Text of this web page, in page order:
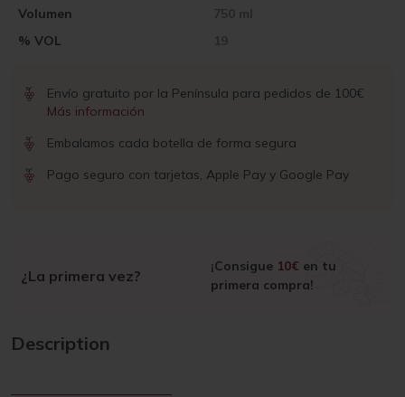
Volumen 750 ml
% VOL 19
Envío gratuito por la Península para pedidos de 100€
Más información
Embalamos cada botella de forma segura
Pago seguro con tarjetas, Apple Pay y Google Pay
¿La primera vez?
¡Consigue 10€ en tu
primera compra!
Description